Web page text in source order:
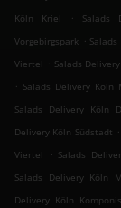
Köln Kriel
. Salads
Vorgebirgspark .
Viertel . Salads
. Salads Delivery Köln
Salads Delivery Köln
Delivery Köln Südstadt .
Viertel
. Salads
Salads Delivery Köln
Delivery Köln